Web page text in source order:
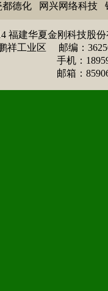
都德化 网兴网络科技
福建华夏金刚科技
祥工业区 邮编：
手机：
邮箱：